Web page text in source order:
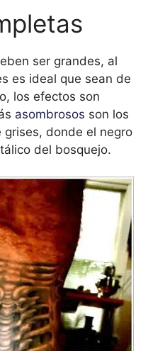
ser grandes, al
es ideal que sean de
los efectos son
asombrosos son los
donde el negro
del bosquejo.